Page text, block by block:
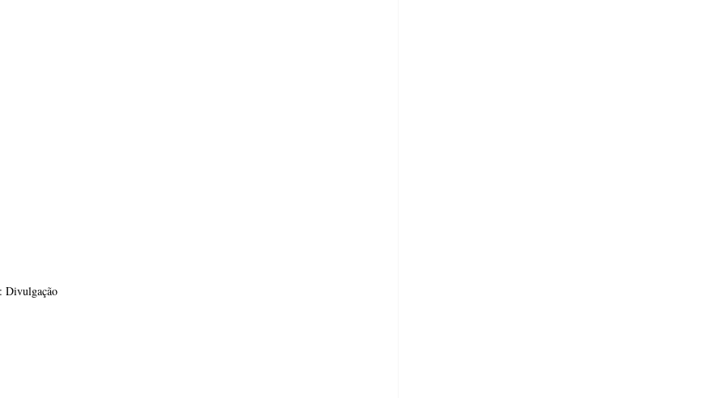
Divulgação